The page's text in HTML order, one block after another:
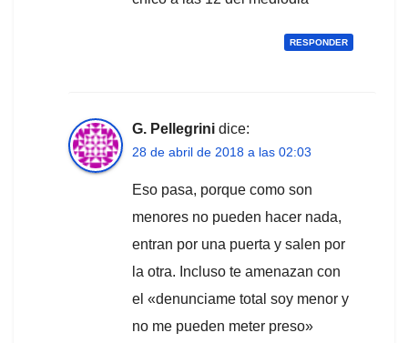
RESPONDER
G. Pellegrini dice:
28 de abril de 2018 a las 02:03
Eso pasa, porque como son
menores no pueden hacer nada,
entran por una puerta y salen por
la otra. Incluso te amenazan con
el «denunciame total soy menor y
no me pueden meter preso»